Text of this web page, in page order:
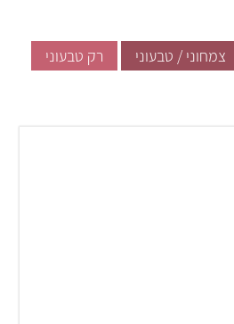
צמחוני / טבעוני
רק טבעוני